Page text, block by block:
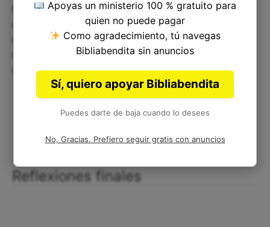
tiempo y recursos de una manera generosa y
desinteresada. Además, debemos ofrecer a Dios
nuestro corazón sincero y entregado, para que él
se glorifique en nuestras vidas y nos guíe por el
camino de la verdad y la justicia.
Reflexiones finales
Apoyas un ministerio 100 % gratuito para
quien no puede pagar
Como agradecimiento, tú navegas
Bibliabendita sin anuncios
Sí, quiero apoyar Bibliabendita
Puedes darte de baja cuando lo desees
No, Gracias. Prefiero seguir gratis con anuncios